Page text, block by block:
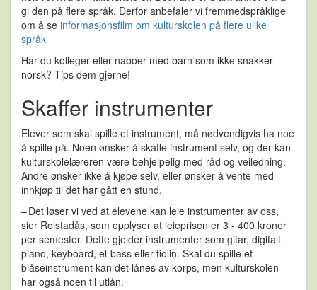
gi den på flere språk. Derfor anbefaler vi fremmedspråklige
om å se informasjonsfilm om kulturskolen på flere ulike
språk
Har du kolleger eller naboer med barn som ikke snakker
norsk? Tips dem gjerne!
Skaffer instrumenter
Elever som skal spille et instrument, må nødvendigvis ha noe
å spille på. Noen ønsker å skaffe instrument selv, og der kan
kulturskolelæreren være behjelpelig med råd og veiledning.
Andre ønsker ikke å kjøpe selv, eller ønsker å vente med
innkjøp til det har gått en stund.
– Det løser vi ved at elevene kan leie instrumenter av oss,
sier Rolstadås, som opplyser at leieprisen er 3 - 400 kroner
per semester. Dette gjelder instrumenter som gitar, digitalt
piano, keyboard, el-bass eller fiolin. Skal du spille et
blåseinstrument kan det lånes av korps, men kulturskolen
har også noen til utlån.